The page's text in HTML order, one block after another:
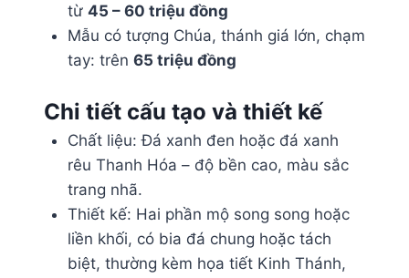
từ 45 – 60 triệu đồng
Mẫu có tượng Chúa, thánh giá lớn, chạm
tay: trên 65 triệu đồng
Chi tiết cấu tạo và thiết kế
Chất liệu: Đá xanh đen hoặc đá xanh
rêu Thanh Hóa – độ bền cao, màu sắc
trang nhã.
Thiết kế: Hai phần mộ song song hoặc
liền khối, có bia đá chung hoặc tách
biệt, thường kèm họa tiết Kinh Thánh,